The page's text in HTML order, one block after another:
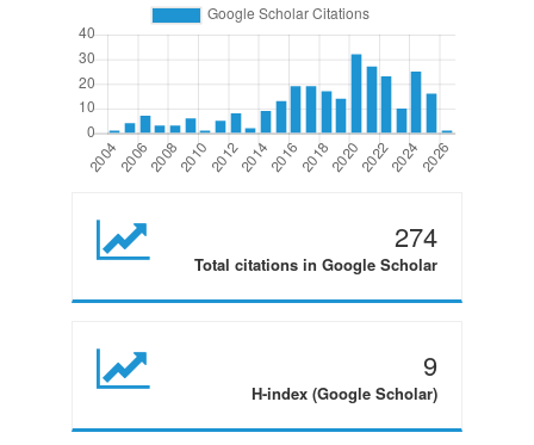
274
Total citations in Google Scholar
9
H-index (Google Scholar)